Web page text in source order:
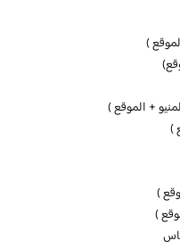
)
+ الموقع )
)
)
)